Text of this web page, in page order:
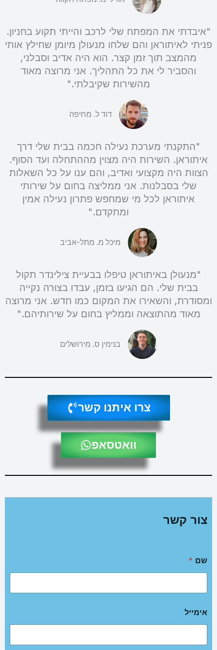
"איבדתי את המפתח שלי לרכב והייתי תקוע בחניון.
פניתי לאיתוראן והם שלחו מנעולן מיומן שחילץ אותי
מהמצב תוך זמן קצר. הוא היה אדיב וסבלני,
והסביר לי את כל התהליך. אני מרוצה מאוד
מהשירות שקיבלתי."
דוד ל. מחיפה
"התקנתי מערכת נעילה חכמה בבית שלי דרך
איתוראן. השירות היה מצוין מההתחלה ועד הסוף.
הצוות היה מקצועי ואדיב, והם ענו על כל השאלות
שלי בסבלנות. אני ממליצה בחום על שירותי
איתוראן לכל מי שמחפש פתרון נעילה אמין
ומתקדם."
מיכל מ. מתל-אביב
"מנעולן באיתוראן טיפלו בבעיית צילינדר תקול
בבית שלי. הם הגיעו בזמן, עבדו בצורה נקייה
ומסודרת, והשאירו את המקום כמו חדש. אני מרוצה
מאוד מהתוצאה וממליץ בחום על שירותיהם."
בנימין ס. מירושלים
צרו איתנו קשר
וואטסאפ
צור קשר
שם *
אימייל